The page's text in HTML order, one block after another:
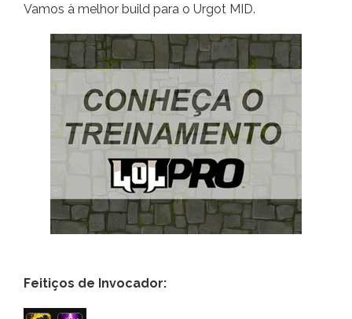
Vamos à melhor build para o Urgot MID.
Feitiços de Invocador: